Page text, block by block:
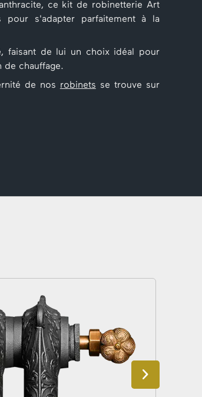
ce kit de robinetterie Art
pour s'adapter parfaitement à la
faisant de lui un choix idéal pour
de chauffage.
de nos robinets se trouve sur